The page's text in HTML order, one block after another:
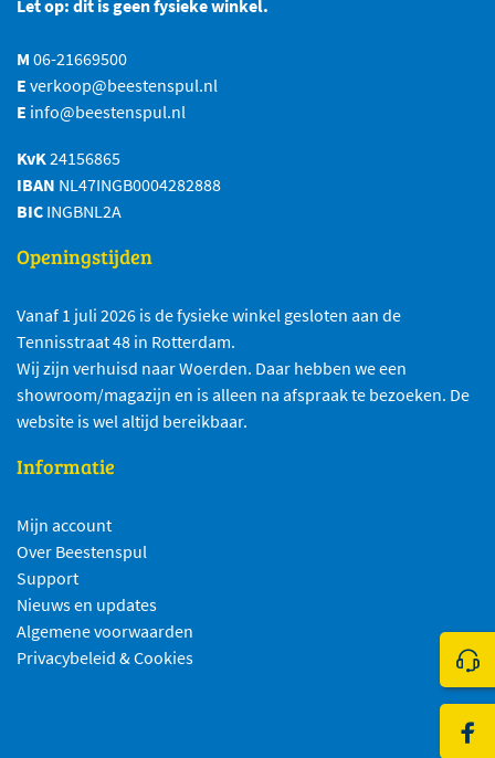
Let op: dit is geen fysieke winkel.
M 06-21669500
E verkoop@beestenspul.nl
E info@beestenspul.nl
KvK24156865
IBAN NL47INGB0004282888
BIC INGBNL2A
Openingstijden
Vanaf 1 juli 2026 is de fysieke winkel gesloten aan de
Tennisstraat 48 in Rotterdam.
Wij zijn verhuisd naar Woerden. Daar hebben we een
showroom/magazijn en is alleen na afspraak te bezoeken. De
website is wel altijd bereikbaar.
Informatie
Mijn account
Over Beestenspul
Support
Nieuws en updates
Algemene voorwaarden
Privacybeleid & Cookies
Klik